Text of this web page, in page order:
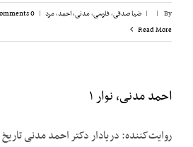
By
|
| ضیا صدقی,فارسی,مدنی، احمد,مرد |
0 Comments
Read More
احمد مدنی، نوار ۱